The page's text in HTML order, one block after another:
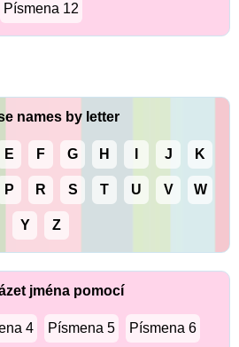
Písmena 12
names by letter
E F G H J K
P R S T U V W
Y Z
jména pomocí
4 Písmena 5 Písmena 6